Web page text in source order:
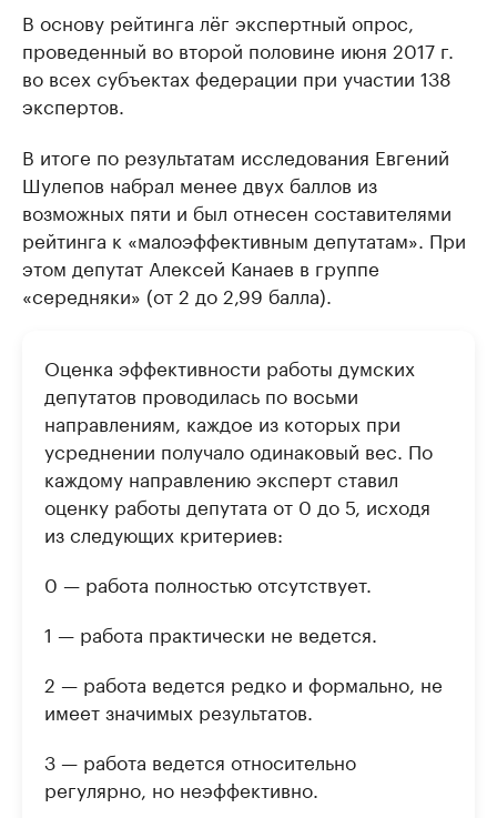
В основу рейтинга лёг экспертный опрос,
проведенный во второй половине июня 2017 г.
во всех субъектах федерации при участии 138
экспертов.
В итоге по результатам исследования Евгений
Шулепов набрал менее двух баллов из
возможных пяти и был отнесен составителями
рейтинга к «малоэффективным депутатам». При
этом депутат Алексей Канаев в группе
«середняки» (от 2 до 2,99 балла).
Оценка эффективности работы думских
депутатов проводилась по восьми
направлениям, каждое из которых при
усреднении получало одинаковый вес. По
каждому направлению эксперт ставил
оценку работы депутата от 0 до 5, исходя
из следующих критериев:
0 — работа полностью отсутствует.
1 — работа практически не ведется.
2 — работа ведется редко и формально, не
имеет значимых результатов.
3 — работа ведется относительно
регулярно, но неэффективно.